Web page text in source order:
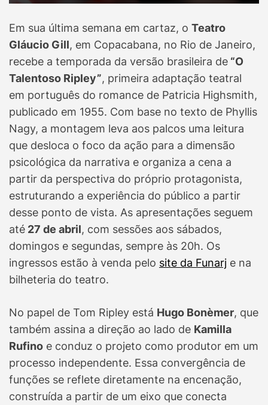
Em sua última semana em cartaz, o Teatro
Gláucio Gill, em Copacabana, no Rio de Janeiro,
recebe a temporada da versão brasileira de “O
Talentoso Ripley”, primeira adaptação teatral
em português do romance de Patricia Highsmith,
publicado em 1955. Com base no texto de Phyllis
Nagy, a montagem leva aos palcos uma leitura
que desloca o foco da ação para a dimensão
psicológica da narrativa e organiza a cena a
partir da perspectiva do próprio protagonista,
estruturando a experiência do público a partir
desse ponto de vista. As apresentações seguem
até 27 de abril, com sessões aos sábados,
domingos e segundas, sempre às 20h. Os
ingressos estão à venda pelo site da Funarj e na
bilheteria do teatro.
No papel de Tom Ripley está Hugo Bonèmer, que
também assina a direção ao lado de Kamilla
Rufino e conduz o projeto como produtor em um
processo independente. Essa convergência de
funções se reflete diretamente na encenação,
construída a partir de um eixo que conecta